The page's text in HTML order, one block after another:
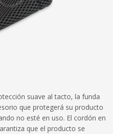
suave al tacto, la funda
que protegerá su producto
no esté en uso. El cordón en
que el producto se